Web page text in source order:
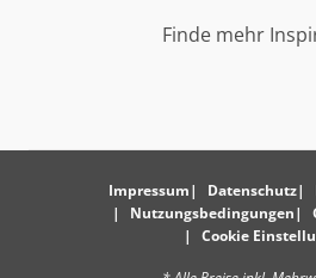
Finde mehr
Impressum Datenschutz
Nutzungsbedingungen
Cookie